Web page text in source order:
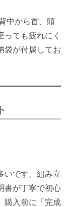
中から首、頭
っても疲れにく
袋が付属してお
いです。組み立
書が丁寧で初心
購入前に「完成